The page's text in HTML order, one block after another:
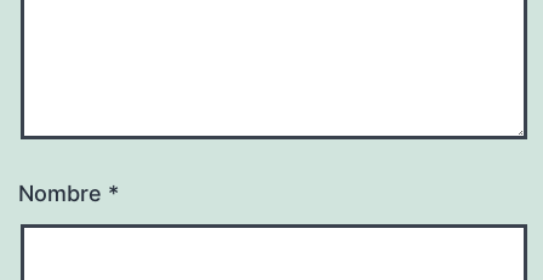
Nombre *